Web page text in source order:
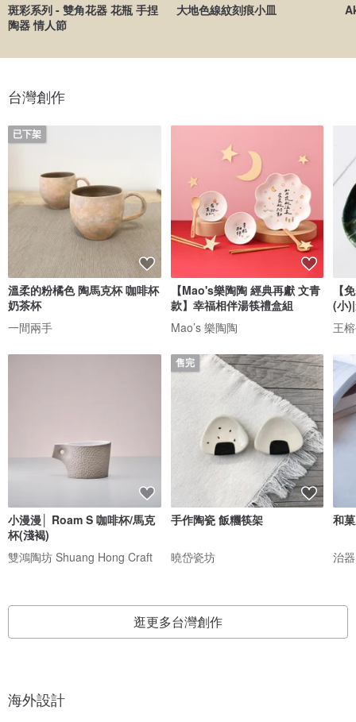
斑彩系列 - 雙角花器 花瓶 手捏
陶器 情人節
大地色線紋刻痕小皿
台灣創作
已下架
溫柔的粉橘色 陶馬克杯 咖啡杯
奶茶杯
一間兩手
小漫漫│ Roam S 咖啡杯/馬克
杯(淺褐)
雙鴻陶坊 Shuang Hong Craft
【Mao's樂陶陶 經典再獻 文青
款】幸福相伴湯筷禮盒組
Mao’s 樂陶陶
售完
手作陶瓷 飯糰筷架
曉岱瓷坊
【
(小
王
和
治
逛更多台灣創作
海外設計